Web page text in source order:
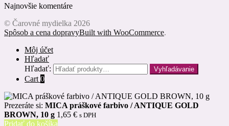
Najnovšie komentáre
© Čarovné mydielka 2026
Spôsob a cena dopravyBuilt with WooCommerce.
Môj účet
Hľadať
Hľadať:
Vyhľadávanie
Cart 0
Prezeráte si: MICA práškové farbivo / ANTIQUE GOLD
BROWN, 10 g 1,65 € s DPH
Pridať do košíka